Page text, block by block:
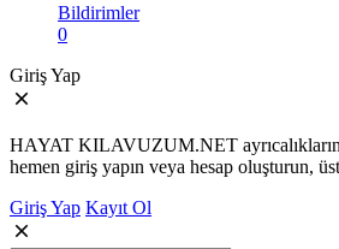
Bildirimler
0
Giriş Yap
HAYAT KILAVUZUM.NET
hemen giriş yapın veya hesap oluşturun,
Giriş Yap Kayıt Ol